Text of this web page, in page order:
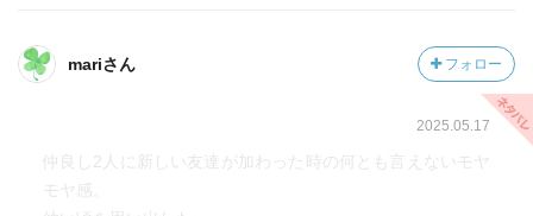
mariさん フォロー
2025.05.17
仲良し2人に新しい友達が加わった時の何とも言えないモヤ
モヤ感。